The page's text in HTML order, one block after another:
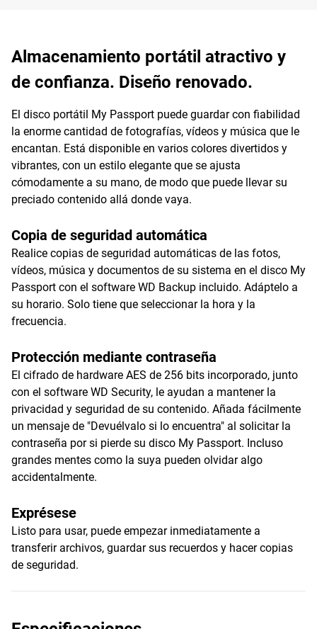
Almacenamiento portátil atractivo y
de confianza. Diseño renovado.
El disco portátil My Passport puede guardar con fiabilidad
la enorme cantidad de fotografías, vídeos y música que le
encantan. Está disponible en varios colores divertidos y
vibrantes, con un estilo elegante que se ajusta
cómodamente a su mano, de modo que puede llevar su
preciado contenido allá donde vaya.
Copia de seguridad automática
Realice copias de seguridad automáticas de las fotos,
vídeos, música y documentos de su sistema en el disco My
Passport con el software WD Backup incluido. Adáptelo a
su horario. Solo tiene que seleccionar la hora y la
frecuencia.
Protección mediante contraseña
El cifrado de hardware AES de 256 bits incorporado, junto
con el software WD Security, le ayudan a mantener la
privacidad y seguridad de su contenido. Añada fácilmente
un mensaje de "Devuélvalo si lo encuentra" al solicitar la
contraseña por si pierde su disco My Passport. Incluso
grandes mentes como la suya pueden olvidar algo
accidentalmente.
Exprésese
Listo para usar, puede empezar inmediatamente a
transferir archivos, guardar sus recuerdos y hacer copias
de seguridad.